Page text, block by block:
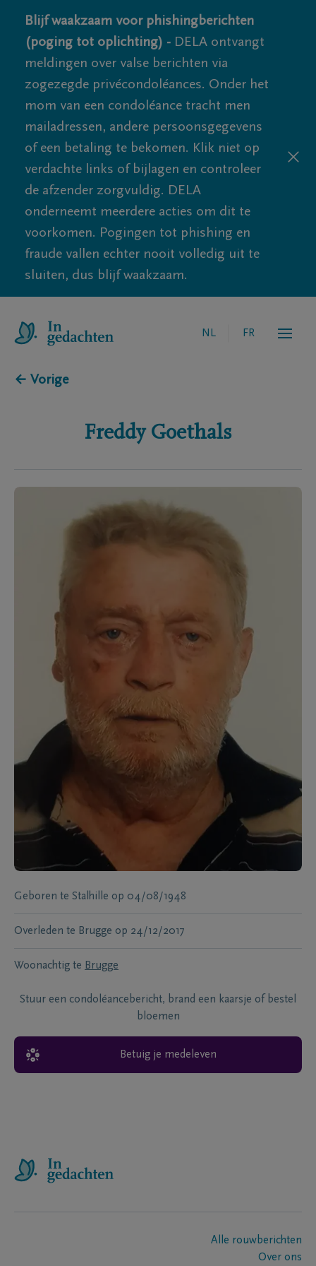
Blijf waakzaam voor phishingberichten
(poging tot oplichting) - DELA ontvangt
meldingen over valse berichten via
zogezegde privécondoléances. Onder het
mom van een condoléance tracht men
mailadressen, andere persoonsgegevens
of een betaling te bekomen. Klik niet op
verdachte links of bijlagen en controleer
de afzender zorgvuldig. DELA
onderneemt meerdere acties om dit te
voorkomen. Pogingen tot phishing en
fraude vallen echter nooit volledig uit te
sluiten, dus blijf waakzaam.
NL FR
← Vorige
Freddy Goethals
Geboren te Stalhille op 04/08/1948
Overleden te Brugge op 24/12/2017
Woonachtig te Brugge
Stuur een condoléancebericht, brand een kaarsje of bestel
bloemen
Betuig je medeleven
Alle rouwberichten
Over ons